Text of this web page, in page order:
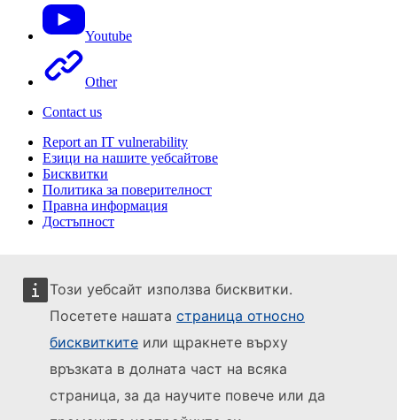
Този уебсайт използва бисквитки.
Посетете нашата страница относно
бисквитките или щракнете върху
връзката в долната част на всяка
страница, за да научите повече или да
Youtube
Other
Contact us
Report an IT vulnerability
Езици на нашите уебсайтове
Бисквитки
Политика за поверителност
Правна информация
Достъпност